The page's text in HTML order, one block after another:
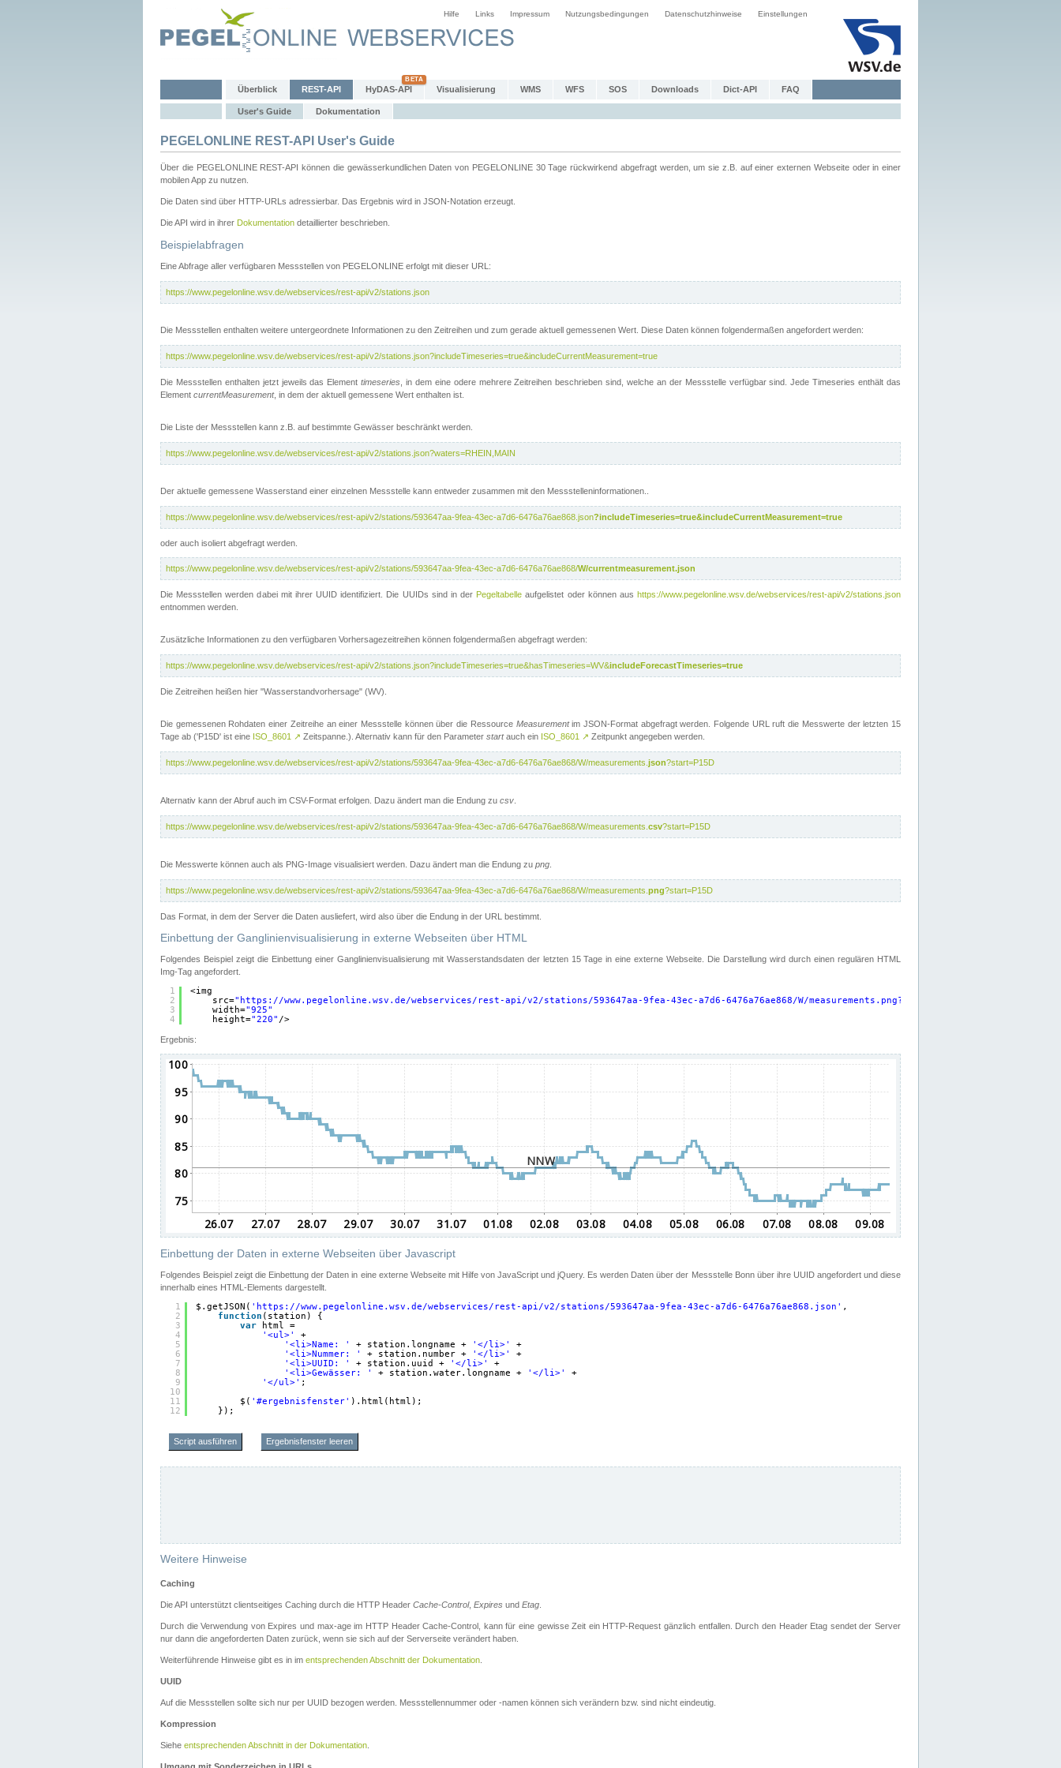
Hilfe Links Impressum Nutzungsbedingungen Datenschutzhinweise Einstellungen
Überblick REST-API HyDAS-API Visualisierung WMS WFS SOS Downloads Dict-API FAQ
User's Guide Dokumentation
PEGELONLINE REST-API User's Guide
Über die PEGELONLINE REST-API können die gewässerkundlichen Daten von PEGELONLINE 30 Tage rückwirkend abgefragt werden, um sie z.B. auf einer externen Webseite oder in einer
mobilen App zu nutzen.
Die Daten sind über HTTP-URLs adressierbar. Das Ergebnis wird in JSON-Notation erzeugt.
Die API wird in ihrer Dokumentation detaillierter beschrieben.
Beispielabfragen
Eine Abfrage aller verfügbaren Messstellen von PEGELONLINE erfolgt mit dieser URL:
https://www.pegelonline.wsv.de/webservices/rest-api/v2/stations.json
Die Messstellen enthalten weitere untergeordnete Informationen zu den Zeitreihen und zum gerade aktuell gemessenen Wert. Diese Daten können folgendermaßen angefordert werden:
https://www.pegelonline.wsv.de/webservices/rest-api/v2/stations.json?includeTimeseries=true&includeCurrentMeasurement=true
Die Messstellen enthalten jetzt jeweils das Elementtimeseries , in dem eine odere mehrere Zeitreihen beschrieben sind, welche an der Messstelle verfügbar sind. Jede Timeseries enthält das
Element currentMeasurement, in dem der aktuell gemessene Wert enthalten ist.
Die Liste der Messstellen kann z.B. auf bestimmte Gewässer beschränkt werden.
https://www.pegelonline.wsv.de/webservices/rest-api/v2/stations.json?waters=RHEIN,MAIN
Der aktuelle gemessene Wasserstand einer einzelnen Messstelle kann entweder zusammen mit den Messstelleninformationen..
https://www.pegelonline.wsv.de/webservices/rest-api/v2/stations/593647aa-9fea-43ec-a7d6-6476a76ae868.json?includeTimeseries=true&includeCurrentMeasurement=true
oder auch isoliert abgefragt werden.
https://www.pegelonline.wsv.de/webservices/rest-api/v2/stations/593647aa-9fea-43ec-a7d6-6476a76ae868/W/currentmeasurement.json
Die Messstellen werden dabei mit ihrer UUID identifiziert. Die UUIDs sind in der Pegeltabelle aufgelistet oder können aushttps://www.pegelonline.wsv.de/webservices/rest-api/v2/stations.json
entnommen werden.
Zusätzliche Informationen zu den verfügbaren Vorhersagezeitreihen können folgendermaßen abgefragt werden:
https://www.pegelonline.wsv.de/webservices/rest-api/v2/stations.json?includeTimeseries=true&hasTimeseries=WV&includeForecastTimeseries=true
Die Zeitreihen heißen hier "Wasserstandvorhersage" (WV).
Die gemessenen Rohdaten einer Zeitreihe an einer Messstelle können über die Ressource Measurementim JSON-Format abgefragt werden. Folgende URL ruft die Messwerte der letzten 15
Tage ab ('P15D' ist eine ISO_8601 ↗ Zeitspanne.). Alternativ kann für den Parameter startauch ein ISO_8601 ↗ Zeitpunkt angegeben werden.
https://www.pegelonline.wsv.de/webservices/rest-api/v2/stations/593647aa-9fea-43ec-a7d6-6476a76ae868/W/measurements. json?start=P15D
Alternativ kann der Abruf auch im CSV-Format erfolgen. Dazu ändert man die Endung zu csv
https://www.pegelonline.wsv.de/webservices/rest-api/v2/stations/593647aa-9fea-43ec-a7d6-6476a76ae868/W/measurements. csv?start=P15D
Die Messwerte können auch als PNG-Image visualisiert werden. Dazu ändert man die Endung zu png
https://www.pegelonline.wsv.de/webservices/rest-api/v2/stations/593647aa-9fea-43ec-a7d6-6476a76ae868/W/measurements. png?start=P15D
Das Format, in dem der Server die Daten ausliefert, wird also über die Endung in der URL bestimmt.
Einbettung der Ganglinienvisualisierung in externe Webseiten über HTML
Folgendes Beispiel zeigt die Einbettung einer Ganglinienvisualisierung mit Wasserstandsdaten der letzten 15 Tage in eine externe Webseite. Die Darstellung wird durch einen regulären HTML
Img-Tag angefordert.
1
2
3
4
<img
src=" https://www.pegelonline.wsv.de/webservices/rest-api/v2/stations/593647aa-9fea-43ec-a7d6-6476a76ae868/W/
width="925"
height="220" />
Ergebnis:
Einbettung der Daten in externe Webseiten über Javascript
Folgendes Beispiel zeigt die Einbettung der Daten in eine externe Webseite mit Hilfe von JavaScript und jQuery. Es werden Daten über der Messstelle Bonn über ihre UUID angefordert und diese
innerhalb eines HTML-Elements dargestellt.
1
2
3
4
5
6
7
8
9
10
11
12
$.getJSON( ' https://www.pegelonline.wsv.de/webservices/rest-api/v2/stations/593647aa-9fea-43ec-a7d6-6476a76ae868.json ' ,
function (station) {
var
html =
'<ul>'
+
'<li>Name: '
+ station.longname + '</li>'
+
'<li>Nummer: '
+ station.number + '</li>'
+
'<li>UUID: '
+ station.uuid + '</li>'
+
'<li>Gewässer: '
+ station.water.longname + '</li>'
+
'</ul>' ;
$( '#ergebnisfenster' ).html(html);
});
Script ausführen Ergebnisfenster leeren
Weitere Hinweise
Caching
Die API unterstützt clientseitiges Caching durch die HTTP Header Cache-Control, Expires und Etag.
Durch die Verwendung von Expires und max-age im HTTP Header Cache-Control, kann für eine gewisse Zeit ein HTTP-Request gänzlich entfallen. Durch den Header Etag sendet der Server
nur dann die angeforderten Daten zurück, wenn sie sich auf der Serverseite verändert haben.
Weiterführende Hinweise gibt es in im entsprechenden Abschnitt der Dokumentation.
UUID
Auf die Messstellen sollte sich nur per UUID bezogen werden. Messstellennummer oder -namen können sich verändern bzw. sind nicht eindeutig.
Kompression
Siehe entsprechenden Abschnitt in der Dokumentation.